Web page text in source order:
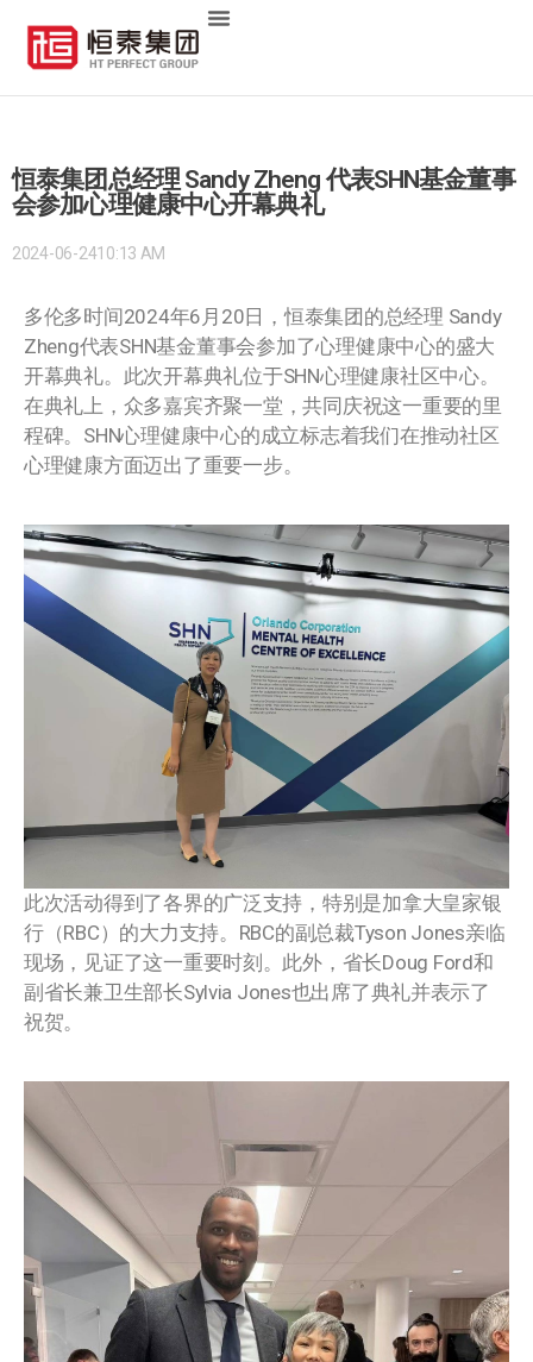
恒泰集团总经理 Sandy Zheng 代表SHN基金董事
会参加心理健康中心开幕典礼
2024-06-2410:13 AM
多伦多时间2024年6月20日，恒泰集团的总经理 Sandy
Zheng代表SHN基金董事会参加了心理健康中心的盛大
开幕典礼。 此次开幕典礼位于SHN心理健康社区中心。
在典礼上，众多嘉宾齐聚一堂，共同庆祝这一重要的里
程碑。SHN心理健康中心的成立标志着我们在推动社区
心理健康方面迈出了重要一步。
此次活动得到了各界的广泛支持，特别是加拿大皇家银
行（RBC）的大力支持。RBC的副总裁Tyson Jones亲临
现场，见证了这一重要时刻。此外，省长Doug Ford和
副省长兼卫生部长Sylvia Jones也出席了典礼并表示了
祝贺。